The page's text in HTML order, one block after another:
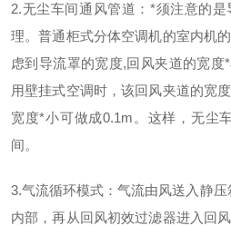
2.无尘车间通风管道 ： *须注意的是
理。普通柜式分体空调机的室内机
虑到导流罩的宽度,回风夹道的宽度*
用壁挂式空调时，该回风夹道的宽
宽度*小可做成0.1m。这样，无尘
间。
3.气流循环模式 ：气流由风送入静压
内部，再从回风初效过滤器进入回